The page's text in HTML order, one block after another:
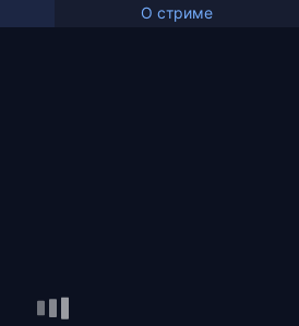
О стриме